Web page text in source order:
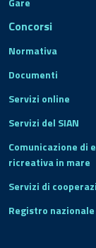
Concorsi
Normativa
Documenti
Servizi online
Servizi del SIAN
Comunicazione di
ricreativa in mare
Servizi di
Registro